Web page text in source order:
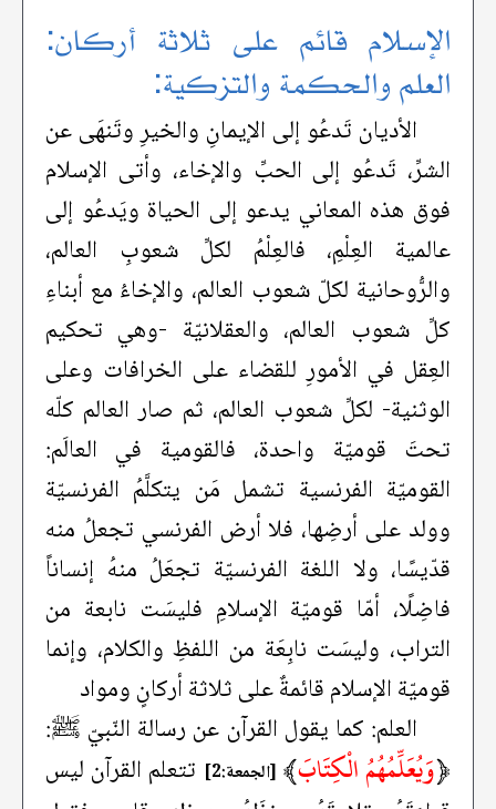
الإسلام قائم على ثلاثة أركان:
العلم والحكمة والتزكية:
الأديان تَدعُو إلى الإيمانِ والخيرِ وتَنهَى عن
الشرِّ، تَدعُو إلى الحبِّ والإخاء، وأتى الإسلام
فوق هذه المعاني يدعو إلى الحياة ويَدعُو إلى
عالمية العِلْمِ، فالعِلْمُ لكلِّ شعوبِ العالم،
والرُّوحانية لكلّ شعوب العالم، والإخاءُ مع أبناءِ
كلِّ شعوب العالم، والعقلانيّة -وهي تحكيم
العِقل في الأمورِ للقضاء على الخرافات وعلى
الوثنية- لكلِّ شعوب العالم، ثم صار العالم كلّه
تحتَ قوميّة واحدة، فالقومية في العالَم:
القوميّة الفرنسية تشمل مَن يتكلَّمُ الفرنسيّة
وولد على أرضِها، فلا أرض الفرنسي تجعلُ منه
قدّيسًا، ولا اللغة الفرنسيّة تجعَلُ منهُ إنساناً
فاضِلًا، أمّا قوميّة الإسلامِ فليسَت نابعة من
التراب، وليسَت نابِعَة من اللفظِ والكلام، وإنما
قوميّة الإسلام قائمةٌ على ثلاثة أركانٍ ومواد
العلم: كما يقول القرآن عن رسالة النّبيّ ﷺ:
﴿وَيُعَلِّمُهُمُ الْكِتَابَ﴾ [الجمعة:2]
تتعلم القرآن ليس